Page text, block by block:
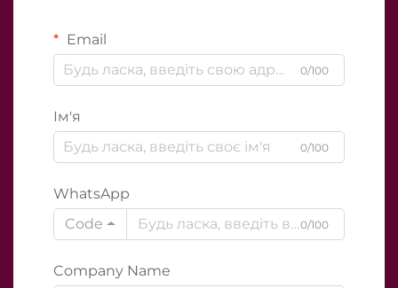
Email
0/100
Ім'я
0/100
WhatsApp
Code
0/100
Company Name